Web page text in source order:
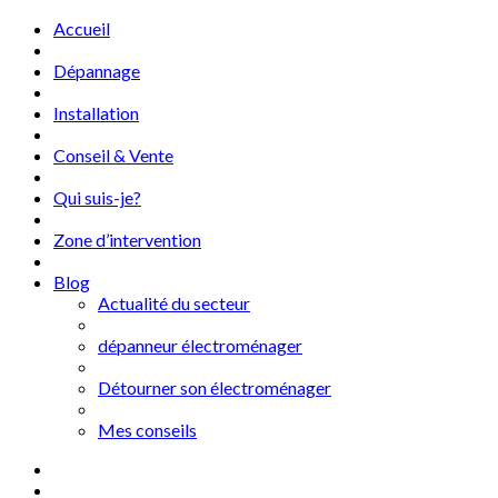
Accueil
Dépannage
Installation
Conseil & Vente
Qui suis-je?
Zone d’intervention
Blog
Actualité du secteur
dépanneur électroménager
Détourner son électroménager
Mes conseils